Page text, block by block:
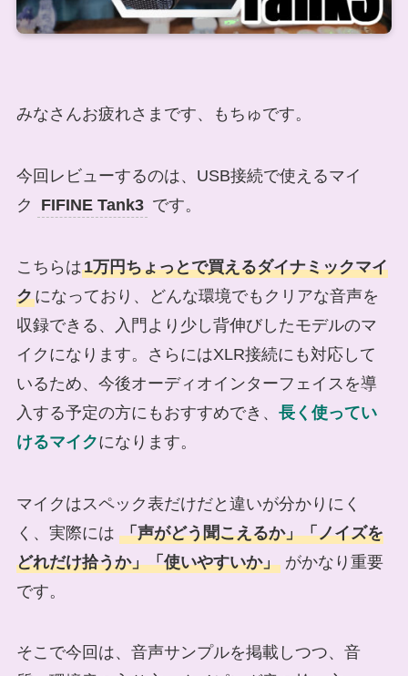
みなさんお疲れさまです、もちゅです。
今回レビューするのは、USB接続で使えるマイ
ク
FIFINE Tank3 です。
こちらは1万円ちょっとで買えるダイナミックマイ
クになっており、どんな環境でもクリアな音声を
収録できる、入門より少し背伸びしたモデルのマ
イクになります。さらにはXLR接続にも対応して
いるため、今後オーディオインターフェイスを導
入する予定の方にもおすすめでき、 長く使ってい
けるマイクになります。
マイクはスペック表だけだと違いが分かりにく
く、実際には 「声がどう聞こえるか」「ノイズを
どれだけ拾うか」「使いやすいか」がかなり重要
です。
そこで今回は、音声サンプルを掲載しつつ、音